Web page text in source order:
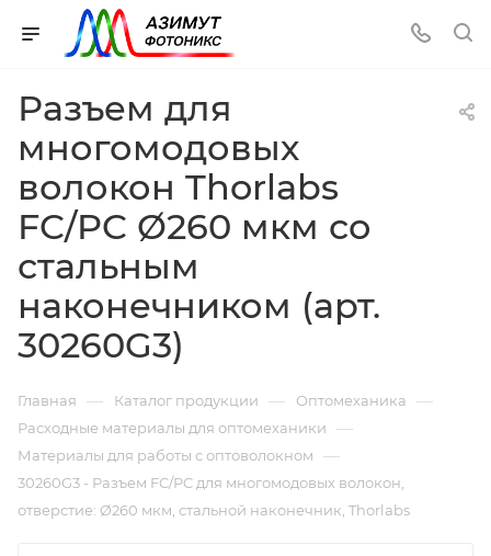
Разъем для
многомодовых
волокон Thorlabs
FC/PC Ø260 мкм со
стальным
наконечником (арт.
30260G3)
Главная — Каталог продукции — Оптомеханика —
Расходные материалы для оптомеханики —
Материалы для работы с оптоволокном —
30260G3 - Разъем FC/PC для многомодовых волокон,
отверстие: Ø260 мкм, стальной наконечник, Thorlabs